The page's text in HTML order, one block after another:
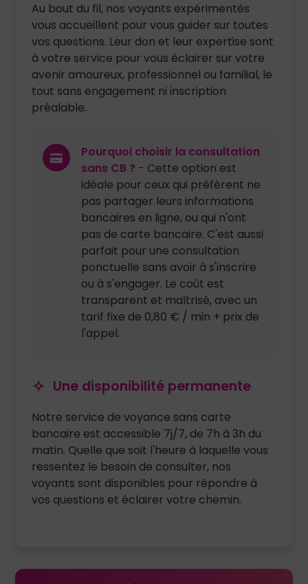
Au bout du fil, nos voyants expérimentés
vous accueillent pour vous guider sur toutes
vos questions. Leur don et leur expertise sont
à votre service pour vous éclairer sur votre
avenir amoureux, professionnel ou familial, le
tout sans engagement ni inscription
préalable.
Pourquoi choisir la consultation
sans CB ? - Cette option est
idéale pour ceux qui préfèrent ne
pas partager leurs informations
bancaires en ligne, ou qui n'ont
pas de carte bancaire. C'est aussi
parfait pour une consultation
ponctuelle sans avoir à s'inscrire
ou à s'engager. Le coût est
transparent et maîtrisé, avec un
tarif fixe de 0,80 € / min + prix de
l'appel.
Une disponibilité permanente
Notre service de voyance sans carte
bancaire est accessible 7j/7, de 7h à 3h du
matin. Quelle que soit l'heure à laquelle vous
ressentez le besoin de consulter, nos
voyants sont disponibles pour répondre à
vos questions et éclairer votre chemin.